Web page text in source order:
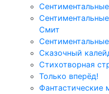
Смит
Сказочный
Стихотворная
Только вперёд!
Фантастические